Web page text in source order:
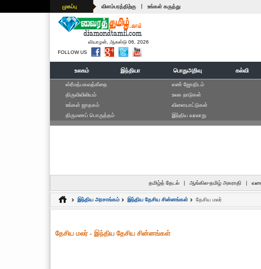
முகப்பு விளம்பரத்திற்கு | உங்கள் கருத்து
வியாழன், ஆகஸ்டு 06, 2026
FOLLOW US
உலகம் இந்தியா பொதுஅறிவு கல்வி
ஸ்ரீமத்பகவத்கீதை
திருவிவிலியம்
உங்கள் ஜாதகம்
திருமணப் பொருத்தம்
எ‌ண் ஜோ‌திட‌ம்
உலக நாடுகள்
விளையாட்டுகள்
இந்திய வரலாறு
தமிழ்த் தேடல் | ஆங்கில-தமிழ் அகராதி |
இந்திய அரசாங்கம் இந்திய தேசிய சின்னங்கள் தேசிய மலர்
தேசிய மலர் - இந்திய தேசிய சின்னங்கள்